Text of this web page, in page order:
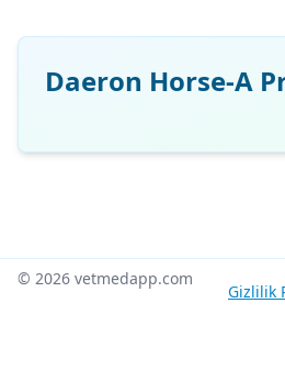
Daeron Horse-A
© 2026 vetmedapp.com
Gizlilik